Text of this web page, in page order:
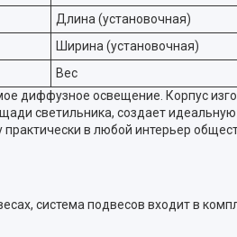
Длина (установочная)
Ширина (установочная)
Вес
диффузное освещение. Корпус
светильника, создает
практически в любой интерьер
система подвесов входит в